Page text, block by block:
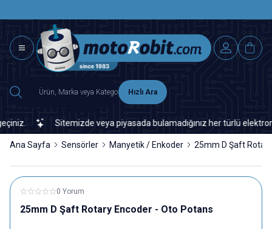
Hızlı Ara
Sitemizde veya piyasada bulamadığınız her türlü
Ana Sayfa Sensörler Manyetik / Enkoder 25mm D Şaft
0 Yorum
25mm D Şaft Rotary Encoder - Oto Potans